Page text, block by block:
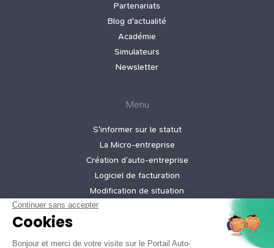
Partenariats
Blog d'actualité
Académie
Simulateurs
Newsletter
Menu
S'informer sur le statut
La Micro‑entreprise
Création d’auto‑entreprise
Logiciel de facturation
Modification de situation
Création micro-entreprise gratuite